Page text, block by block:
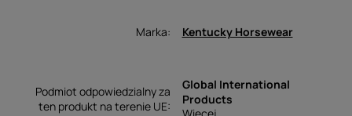
Marka Kentucky Horsewear
Podmiot odpowiedzialny za
ten produkt na terenie UE
Global International
Products